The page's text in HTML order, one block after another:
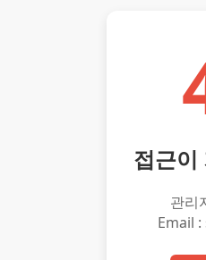
접근이
관리
Email